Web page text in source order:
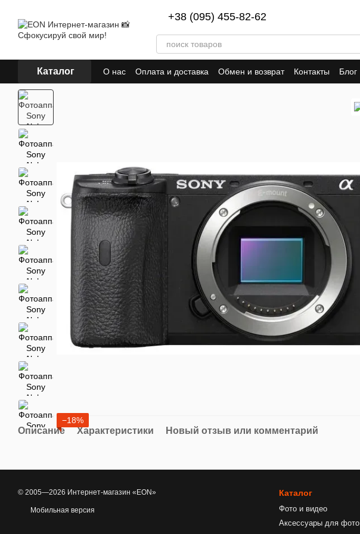
+38 (095) 455-82-62
Каталог О нас Оплата и доставка Обмен и возврат Контакты Блог
−18%
Описание Характеристики Новый отзыв или комментарий
© 2005—2026 Интернет-магазин «EON»
Мобильная версия
Каталог
Фото и видео
Аксессуары для фото